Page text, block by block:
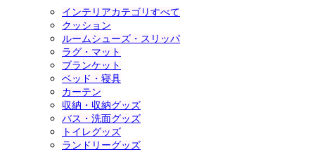
インテリアカテゴリすべて
クッション
ルームシューズ・スリッパ
ラグ・マット
ブランケット
ベッド・寝具
カーテン
収納・収納グッズ
バス・洗面グッズ
トイレグッズ
ランドリーグッズ